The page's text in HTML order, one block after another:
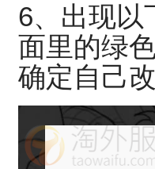
6、出现以
面里的绿
确定自己